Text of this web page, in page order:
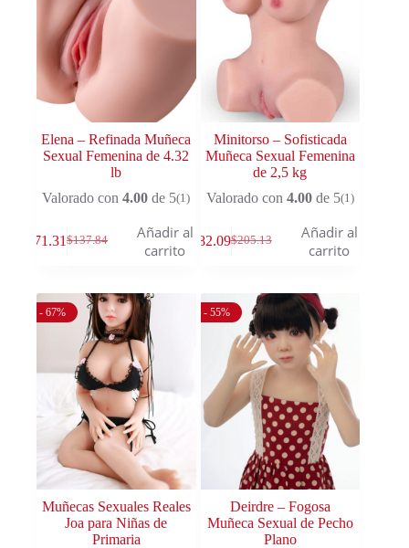
Elena – Refinada Muñeca
Sexual Femenina de 4.32
lb
Valorado con4.00 de 5(1)
$137.84
71.31
Añadir al
carrito
Minitorso – Sofisticada
Muñeca Sexual Femenina
de 2,5 kg
Valorado con 4.00de 5(1)
$205.13
$ 82.09
Añadir al
carrito
- 67%
Muñecas Sexuales Reales
Joa para Niñas de
Primaria
- 55%
Deirdre – Fogosa
Muñeca Sexual de Pecho
Plano